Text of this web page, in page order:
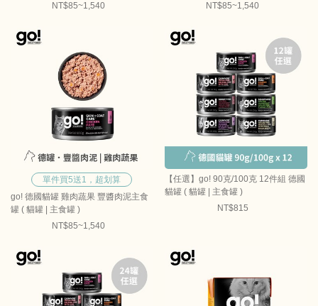
NT$85~1,540
NT$85~1,540
單件買5送1，超划算
go! 德國貓罐 雞肉蔬果 豐醬肉泥主食
罐 ( 貓罐 | 主食罐 )
NT$85~1,540
【任選】go! 90克/100克 12件組 德國
貓罐 ( 貓罐 | 主食罐 )
NT$815